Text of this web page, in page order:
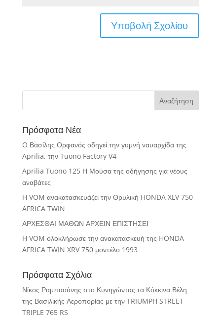
Πρόσφατα Νέα
O Βασίλης Ορφανός οδηγεί την γυμνή ναυαρχίδα της
Aprilia, την Tuono Factory V4
Aprilia Tuono 125 Η Μούσα της οδήγησης για νέους
αναβάτες
Η VOM ανακατασκευάζει την Θρυλική HONDA XLV 750
AFRICA TWIN
ΑΡΧΕΣΘΑΙ ΜΑΘΩΝ ΑΡΧΕΙΝ ΕΠΙΣΤΗΣΕΙ
Η VOM ολοκλήρωσε την ανακατασκευή της HONDA
AFRICA TWIN XRV 750 μοντέλο 1993
Πρόσφατα Σχόλια
Νίκος Ραμπαούνης στο Κυνηγώντας τα Κόκκινα Βέλη
της Βασιλικής Αεροπορίας με την TRIUMPH STREET
TRIPLE 765 RS